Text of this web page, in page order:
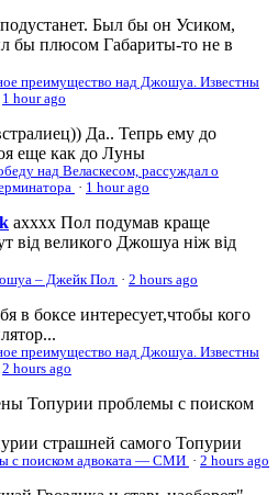
Был бы он Усиком,
бы плюсом Габариты-то не в
преимущество над Джошуа. Известны
1 hour ago
Да.. Тепрь ему до
еще как до Луны
над Веласкесом, рассуждал о
· 1 hour ago
ахххх Пол подумав краще
від великого Джошуа ніж від
– Джейк Пол · 2 hours ago
в боксе интересует,чтобы кого
преимущество над Джошуа. Известны
2 hours ago
Топурии проблемы с поиском
страшней самого Топурии
с поиском адвоката — СМИ · 2 hours ago